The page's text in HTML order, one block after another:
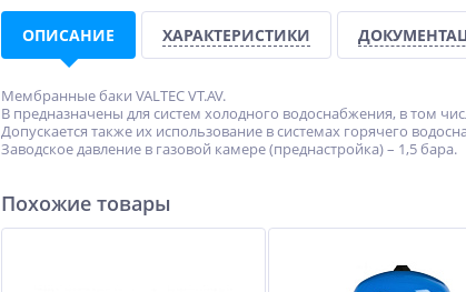
ОПИСАНИЕ ХАРАКТЕРИСТИКИ
Мембранные баки VALTEC VT.AV.
B предназначены для систем холодного водоснабжения, в том
Допускается также их использование в системах горячего
Заводское давление в газовой камере (преднастройка) – 1,5 бара.
Похожие товары